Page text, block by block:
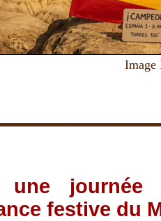
une journée
festive du